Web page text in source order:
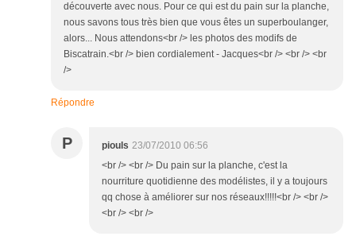
découverte avec nous. Pour ce qui est du pain sur la planche,
nous savons tous très bien que vous êtes un superboulanger,
alors... Nous attendons<br /> les photos des modifs de
Biscatrain.<br /> bien cordialement - Jacques<br /> <br /> <br
/>
Répondre
P piouls 23/07/2010 06:56
<br /> <br /> Du pain sur la planche, c'est la
nourriture quotidienne des modélistes, il y a toujours
qq chose à améliorer sur nos réseaux!!!!!<br /> <br />
<br /> <br />